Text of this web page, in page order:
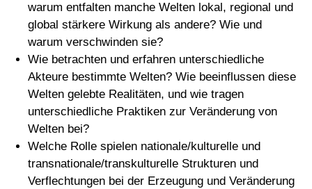
warum entfalten manche Welten lokal, regional und
global stärkere Wirkung als andere? Wie und
warum verschwinden sie?
Wie betrachten und erfahren unterschiedliche
Akteure bestimmte Welten? Wie beeinflussen diese
Welten gelebte Realitäten, und wie tragen
unterschiedliche Praktiken zur Veränderung von
Welten bei?
Welche Rolle spielen nationale/kulturelle und
transnationale/transkulturelle Strukturen und
Verflechtungen bei der Erzeugung und Veränderung